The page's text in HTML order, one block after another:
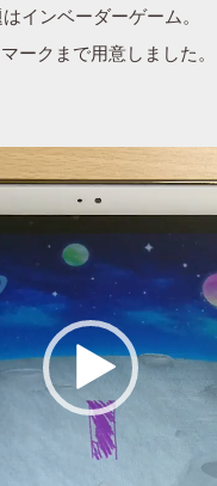
インベーダーゲーム。
ークまで用意しました。